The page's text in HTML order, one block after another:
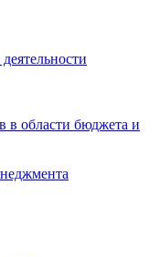
в области бюджета и